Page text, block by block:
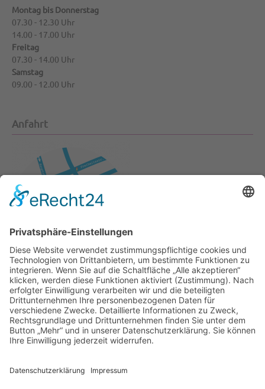
Montag bis Donnerstag
07.30 - 12.30 Uhr
14.00 - 17.00 Uhr
Freitag
07.30 - 14.00 Uhr
Samstag
09.00 - 12.00 Uhr
Anfahrt
Folgen Sie uns